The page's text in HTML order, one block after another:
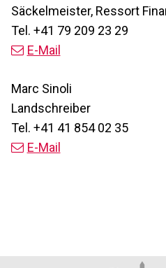
Säckelmeister, Ressort
Tel. +41 79 209 23 29
E-Mail
Marc Sinoli
Landschreiber
Tel. +41 41 854 02 35
E-Mail